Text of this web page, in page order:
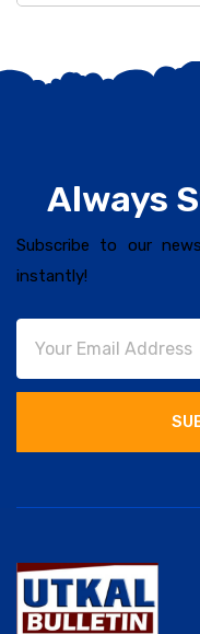
Always
Subscribe to our
instantly!